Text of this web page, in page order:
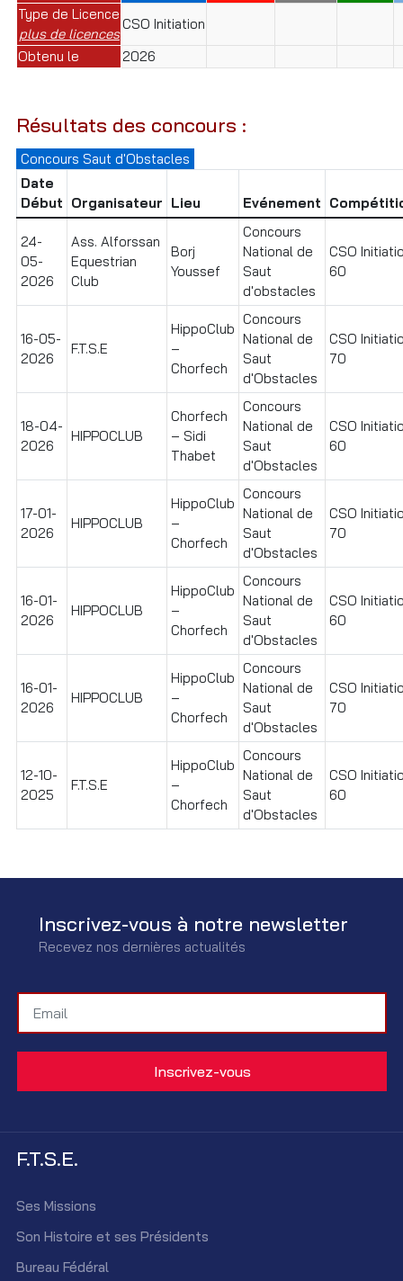
Type de Licence
plus de licences
CSO Initiation
Obtenu le
2026
Résultats des concours :
Concours Saut d'Obstacles
Date
Début Organisateur Lieu Evénement
24-
05-
2026
Ass. Alforssan
Equestrian
Club
Borj
Youssef
Concours
National de
Saut
d'obstacles
CSO
60
16-05-
2026
F.T.S.E
HippoClub
–
Chorfech
Concours
National de
Saut
d'Obstacles
CSO
70
18-04-
2026
HIPPOCLUB
Chorfech
– Sidi
Thabet
Concours
National de
Saut
d'Obstacles
CSO
60
17-01-
2026
HIPPOCLUB
HippoClub
–
Chorfech
Concours
National de
Saut
d'Obstacles
CSO
70
16-01-
2026
HIPPOCLUB
HippoClub
–
Chorfech
Concours
National de
Saut
d'Obstacles
CSO
60
16-01-
2026
HIPPOCLUB
HippoClub
–
Chorfech
Concours
National de
Saut
d'Obstacles
CSO
70
12-10-
2025
F.T.S.E
HippoClub
–
Chorfech
Concours
National de
Saut
d'Obstacles
CSO
60
Inscrivez-vous à notre newsletter
Recevez nos dernières actualités
F.T.S.E.
Ses Missions
Son Histoire et ses Présidents
Bureau Fédéral